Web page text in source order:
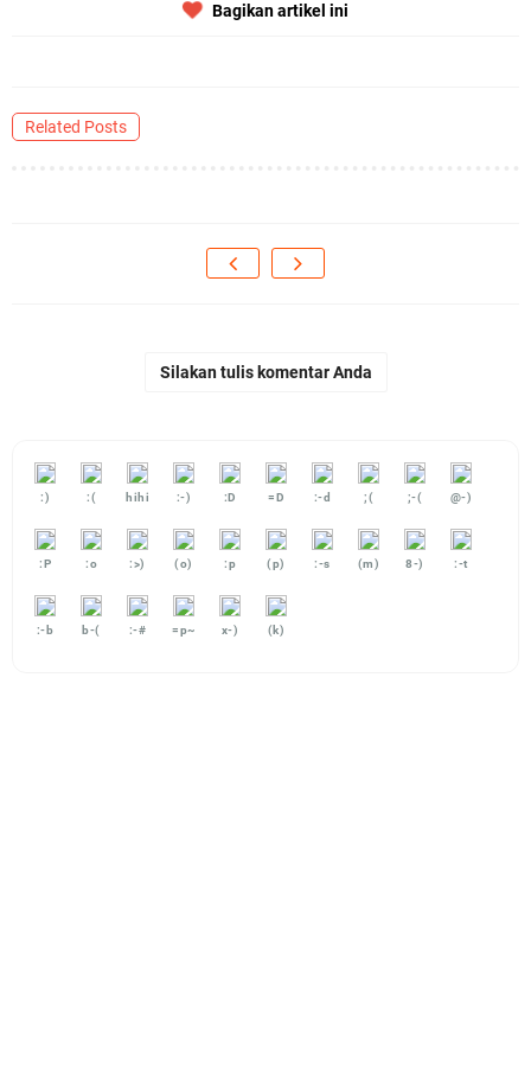
Bagikan artikel ini
Related Posts
Silakan tulis komentar Anda
:) :( hihi :-) :D =D :-d ;( ;-( @-)
:P :o :>) (o) :p (p) :-s (m) 8-) :-t
:-b b-( :-# =p~ x-) (k)